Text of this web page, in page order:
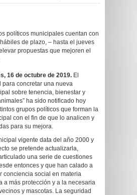
políticos municipales cuentan con
de plazo, – hasta el jueves
propuestas que mejoren el
16 de octubre de 2019. El
para concretar una nueva
sobre tenencia, bienestar y
ha sido notificado hoy
grupos políticos que forman la
con el fin de que lo analicen y
para su mejora.
vigente data del año 2000 y
se pretende actualizarla,
una serie de cuestiones
entonces y que han calado a
conciencia social en materia
a más protección y a la necesaria
y mascotas. La seguridad